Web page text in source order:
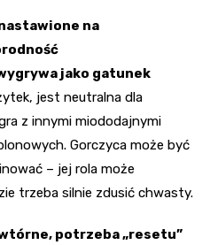
na
jako gatunek
jest neutralna dla
z innymi miododajnymi
Gorczyca może być
– jej rola może
trzeba silnie zdusić chwasty.
potrzeba „resetu”